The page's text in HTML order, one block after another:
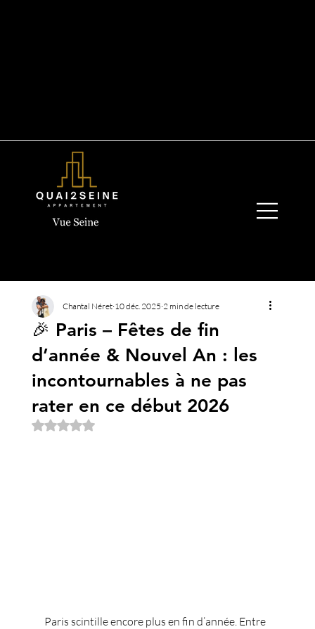
🎉 Paris – Fêtes de fin
d’année & Nouvel An : les
incontournables à ne pas
rater en ce début 2026
Chantal Néret 10 déc. 2025 2 min de lecture
Noté NaN étoiles sur 5.
Paris scintille encore plus en fin d’année. Entre